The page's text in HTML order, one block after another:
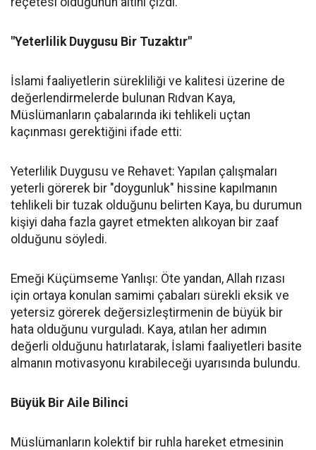
"Yeterlilik Duygusu Bir Tuzaktır"
İslami faaliyetlerin sürekliliği ve kalitesi üzerine de
değerlendirmelerde bulunan Rıdvan Kaya,
Müslümanların çabalarında iki tehlikeli uçtan
kaçınması gerektiğini ifade etti:
Yeterlilik Duygusu ve Rehavet: Yapılan çalışmaları
yeterli görerek bir "doygunluk" hissine kapılmanın
tehlikeli bir tuzak olduğunu belirten Kaya, bu durumun
kişiyi daha fazla gayret etmekten alıkoyan bir zaaf
olduğunu söyledi.
Emeği Küçümseme Yanlışı: Öte yandan, Allah rızası
için ortaya konulan samimi çabaları sürekli eksik ve
yetersiz görerek değersizleştirmenin de büyük bir
hata olduğunu vurguladı. Kaya, atılan her adımın
değerli olduğunu hatırlatarak, İslami faaliyetleri basite
almanın motivasyonu kırabileceği uyarısında bulundu.
Büyük Bir Aile Bilinci
Müslümanların kolektif bir ruhla hareket etmesinin